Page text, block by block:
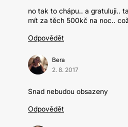
no tak to chápu.. a gratuluji..
mít za těch 500kč na noc..
Odpovědět
Bera
2. 8. 2017
Snad nebudou obsazeny
Odpovědět